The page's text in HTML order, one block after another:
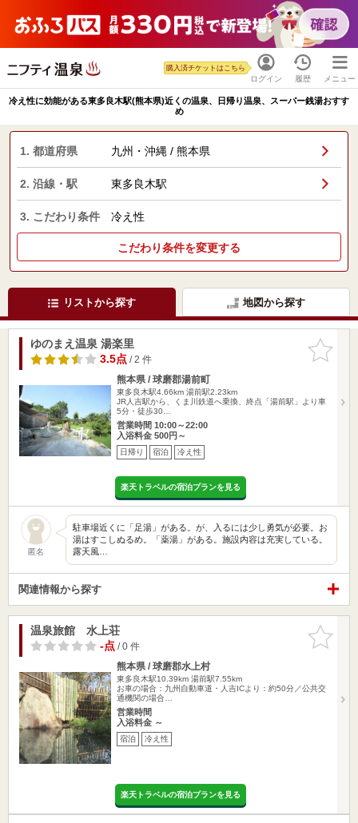
ログイン
購入済チケットはこちら
履歴 メニュー
冷え性に効能がある東多良木駅(熊本県)近くの温泉、日帰り温泉、スーパー銭湯おすす
め
1. 都道府県 九州・沖縄 / 熊本県
2. 沿線・駅 東多良木駅
3. こだわり条件 冷え性
こだわり条件を変更する
リストから探す 地図から探す
お気に入
りに追加
ゆのまえ温泉 湯楽里
3.5点/ 2 件
熊本県 / 球磨郡湯前町
東多良木駅4.66km 湯前駅2.23km
JR人吉駅から、くま川鉄道へ乗換、終点「湯前駅」より車
5分・徒歩30…
営業時間 10:00～22:00
入浴料金 500円～
日帰り 宿泊 冷え性
楽天トラベルの宿泊プランを見る
匿名
駐車場近くに「足湯」がある。が、入るには少し勇気が必要。お
湯はすこしぬるめ。「薬湯」がある。施設内容は充実している。
露天風…
関連情報から探す
お気に入
りに追加
温泉旅館 水上荘
-点/ 0 件
熊本県 / 球磨郡水上村
東多良木駅10.39km 湯前駅7.55km
お車の場合：九州自動車道・人吉ICより：約50分／公共交
通機関の場合…
営業時間
入浴料金 ～
宿泊 冷え性
楽天トラベルの宿泊プランを見る